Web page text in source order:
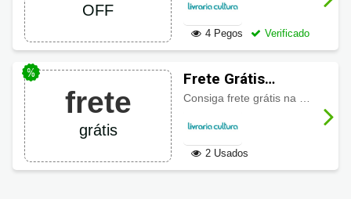
OFF
4 Pegos Verificado
frete
grátis
Frete Grátis
Livraria Cultura
Consiga frete grátis na Livraria Cultura em compras acima de R$99 para regiões Sul e Sudeste. *Demais regiões e regras conferir no site, basta clicar no botão ao lado.
2 Usados